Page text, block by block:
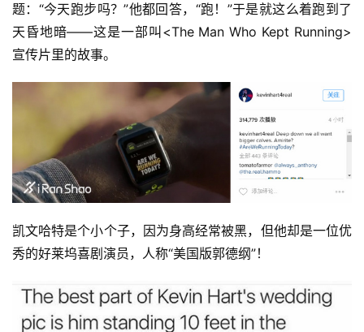
题：“今天跑步吗？”他都回答，“跑！”于是就这么着跑到了
天昏地暗——这是一部叫<The Man Who Kept Running>
宣传片里的故事。
凯文哈特是个小个子，因为身高经常被黑，但他却是一位优
秀的好莱坞喜剧演员，人称“美国版郭德纲”！